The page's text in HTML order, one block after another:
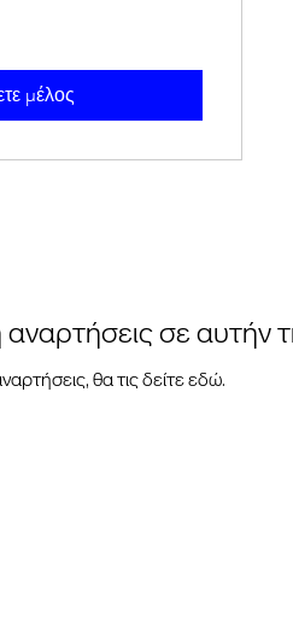
μέλος
αναρτήσεις σε αυτήν
θα τις δείτε εδώ.